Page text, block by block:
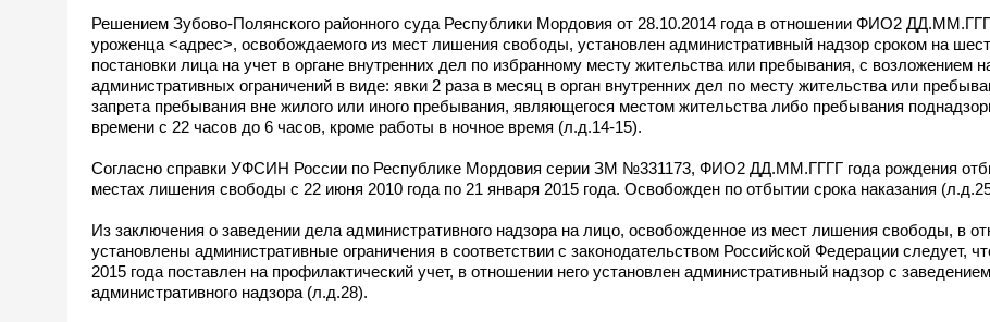
Решением Зубово-Полянского районного суда Республики Мордовия от 28.10.2014 года в отношении ФИО2
уроженца <адрес>, освобождаемого из мест лишения свободы, установлен административный надзор сроком на
постановки лица на учет в органе внутренних дел по избранному месту жительства или пребывания, с возложением
административных ограничений в виде: явки 2 раза в месяц в орган внутренних дел по месту жительства или
запрета пребывания вне жилого или иного пребывания, являющегося местом жительства либо пребывания
времени с 22 часов до 6 часов, кроме работы в ночное время (л.д.14-15).
Согласно справки УФСИН России по Республике Мордовия серии ЗМ №331173, ФИО2 ДД.ММ.ГГГГ года рождения
местах лишения свободы с 22 июня 2010 года по 21 января 2015 года. Освобожден по отбытии срока наказания
Из заключения о заведении дела административного надзора на лицо, освобожденное из мест лишения свободы, в
установлены административные ограничения в соответствии с законодательством Российской Федерации следует,
2015 года поставлен на профилактический учет, в отношении него установлен административный надзор с
административного надзора (л.д.28).